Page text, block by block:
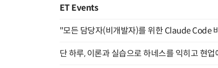
ET Events
"모든 담당자(비개발자)를 위한 Claude Code
단 하루, 이론과 실습으로 하네스를 익히고 현